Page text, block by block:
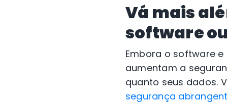
Vá mais
software
Embora o software
aumentam a
quanto seus dados.
segurança